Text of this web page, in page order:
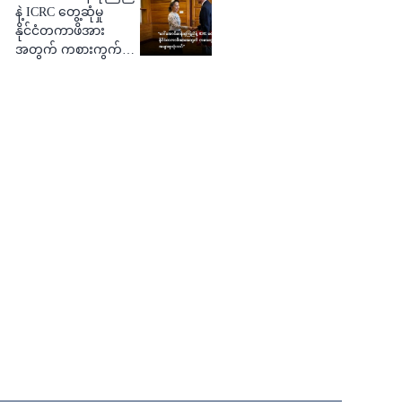
နဲ့ ICRC တွေ့ဆုံမှု
နိုင်ငံတကာဖိအား
အတွက် ကစားကွက်